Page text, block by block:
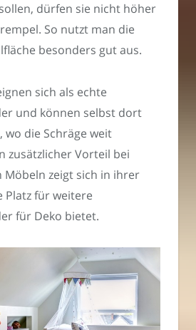
dürfen sie nicht höher
So nutzt man die
besonders gut aus.
sich als echte
und können selbst dort
die Schräge weit
zusätzlicher Vorteil bei
Möbeln zeigt sich in ihrer
Platz für weitere
für Deko bietet.